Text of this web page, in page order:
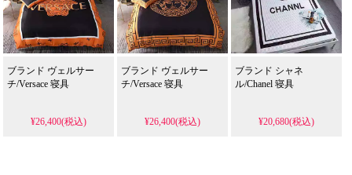
ブランド ヴェルサー
チ/Versace 寝具
¥26,400(税込)
ブランド ヴェルサー
チ/Versace 寝具
¥26,400(税込)
ブランド シャネ
ル/Chanel 寝具
¥20,680(税込)